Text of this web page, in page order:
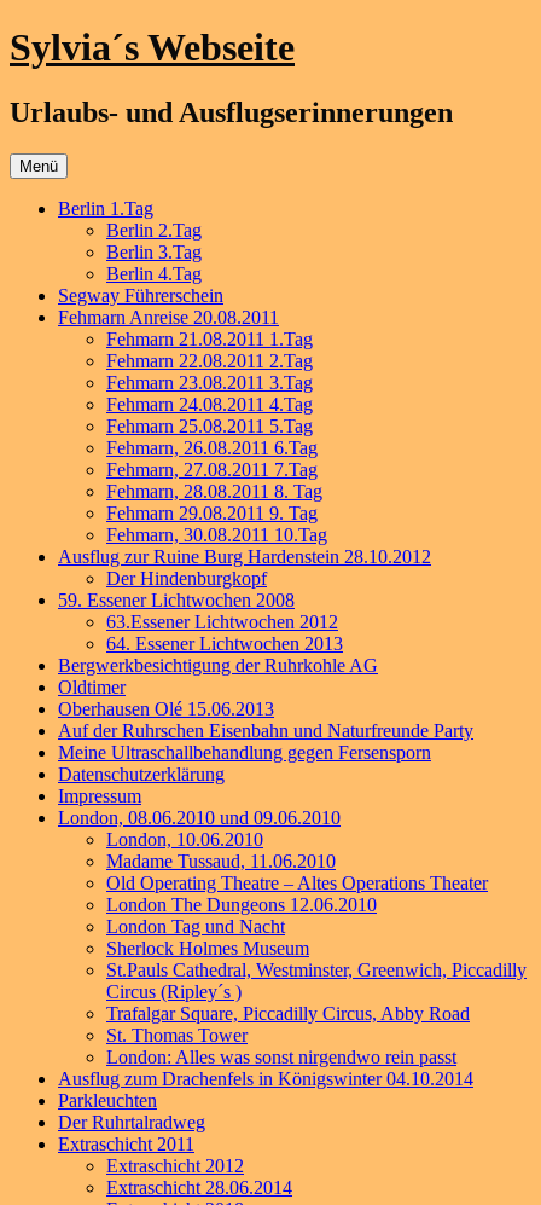
Zum
Inhalt
Sylvia´s Webseite
Urlaubs- und Ausflugserinnerungen
Menü
Berlin 1.Tag
Berlin 2.Tag
Berlin 3.Tag
Berlin 4.Tag
Segway Führerschein
Fehmarn Anreise 20.08.2011
Fehmarn 21.08.2011 1.Tag
Fehmarn 22.08.2011 2.Tag
Fehmarn 23.08.2011 3.Tag
Fehmarn 24.08.2011 4.Tag
Fehmarn 25.08.2011 5.Tag
Fehmarn, 26.08.2011 6.Tag
Fehmarn, 27.08.2011 7.Tag
Fehmarn, 28.08.2011 8. Tag
Fehmarn 29.08.2011 9. Tag
Fehmarn, 30.08.2011 10.Tag
Ausflug zur Ruine Burg Hardenstein 28.10.2012
Der Hindenburgkopf
59. Essener Lichtwochen 2008
63.Essener Lichtwochen 2012
64. Essener Lichtwochen 2013
Bergwerkbesichtigung der Ruhrkohle AG
Oldtimer
Oberhausen Olé 15.06.2013
Auf der Ruhrschen Eisenbahn und Naturfreunde Party
Meine Ultraschallbehandlung gegen Fersensporn
Datenschutzerklärung
Impressum
London, 08.06.2010 und 09.06.2010
London, 10.06.2010
Madame Tussaud, 11.06.2010
Old Operating Theatre – Altes Operations Theater
London The Dungeons 12.06.2010
London Tag und Nacht
Sherlock Holmes Museum
St.Pauls Cathedral, Westminster, Greenwich, Piccadilly
Circus (Ripley´s )
Trafalgar Square, Piccadilly Circus, Abby Road
St. Thomas Tower
London: Alles was sonst nirgendwo rein passt
Ausflug zum Drachenfels in Königswinter 04.10.2014
Parkleuchten
Der Ruhrtalradweg
Extraschicht 2011
Extraschicht 2012
Extraschicht 28.06.2014